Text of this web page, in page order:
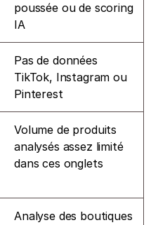
poussée ou de scoring
IA
Pas de données
TikTok, Instagram ou
Pinterest
Volume de produits
analysés assez limité
dans ces onglets
Analyse des boutiques